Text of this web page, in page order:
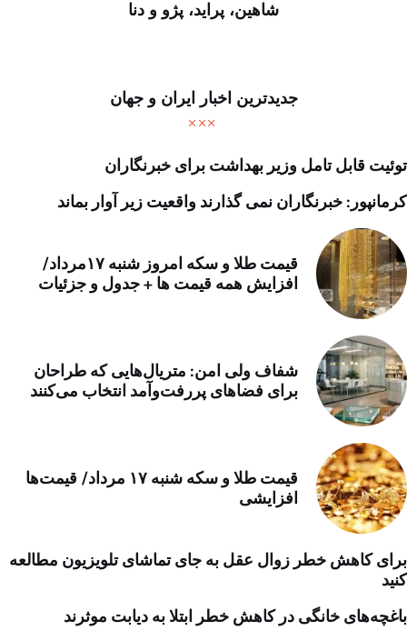
شاهین، پراید، پژو و دنا
جدیدترین اخبار ایران و جهان
توئیت قابل تامل وزیر بهداشت برای خبرنگاران
کرمانپور: خبرنگاران نمی گذارند واقعیت زیر آوار بماند
قیمت طلا و سکه امروز شنبه ۱۷مرداد/
افزایش همه قیمت ها + جدول و جزئیات
شفاف ولی امن: متریال‌هایی که طراحان
برای فضاهای پررفت‌وآمد انتخاب می‌کنند
قیمت طلا و سکه شنبه ۱۷ مرداد/ قیمت‌ها
افزایشی
برای کاهش خطر زوال عقل به جای تماشای تلویزیون مطالعه
کنید
باغچه‌های خانگی در کاهش خطر ابتلا به دیابت موثرند